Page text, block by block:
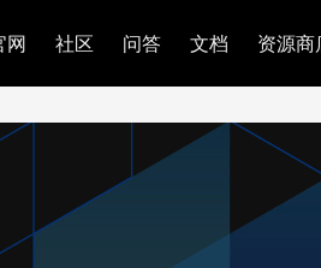
网 社区 问答 文档 资源商